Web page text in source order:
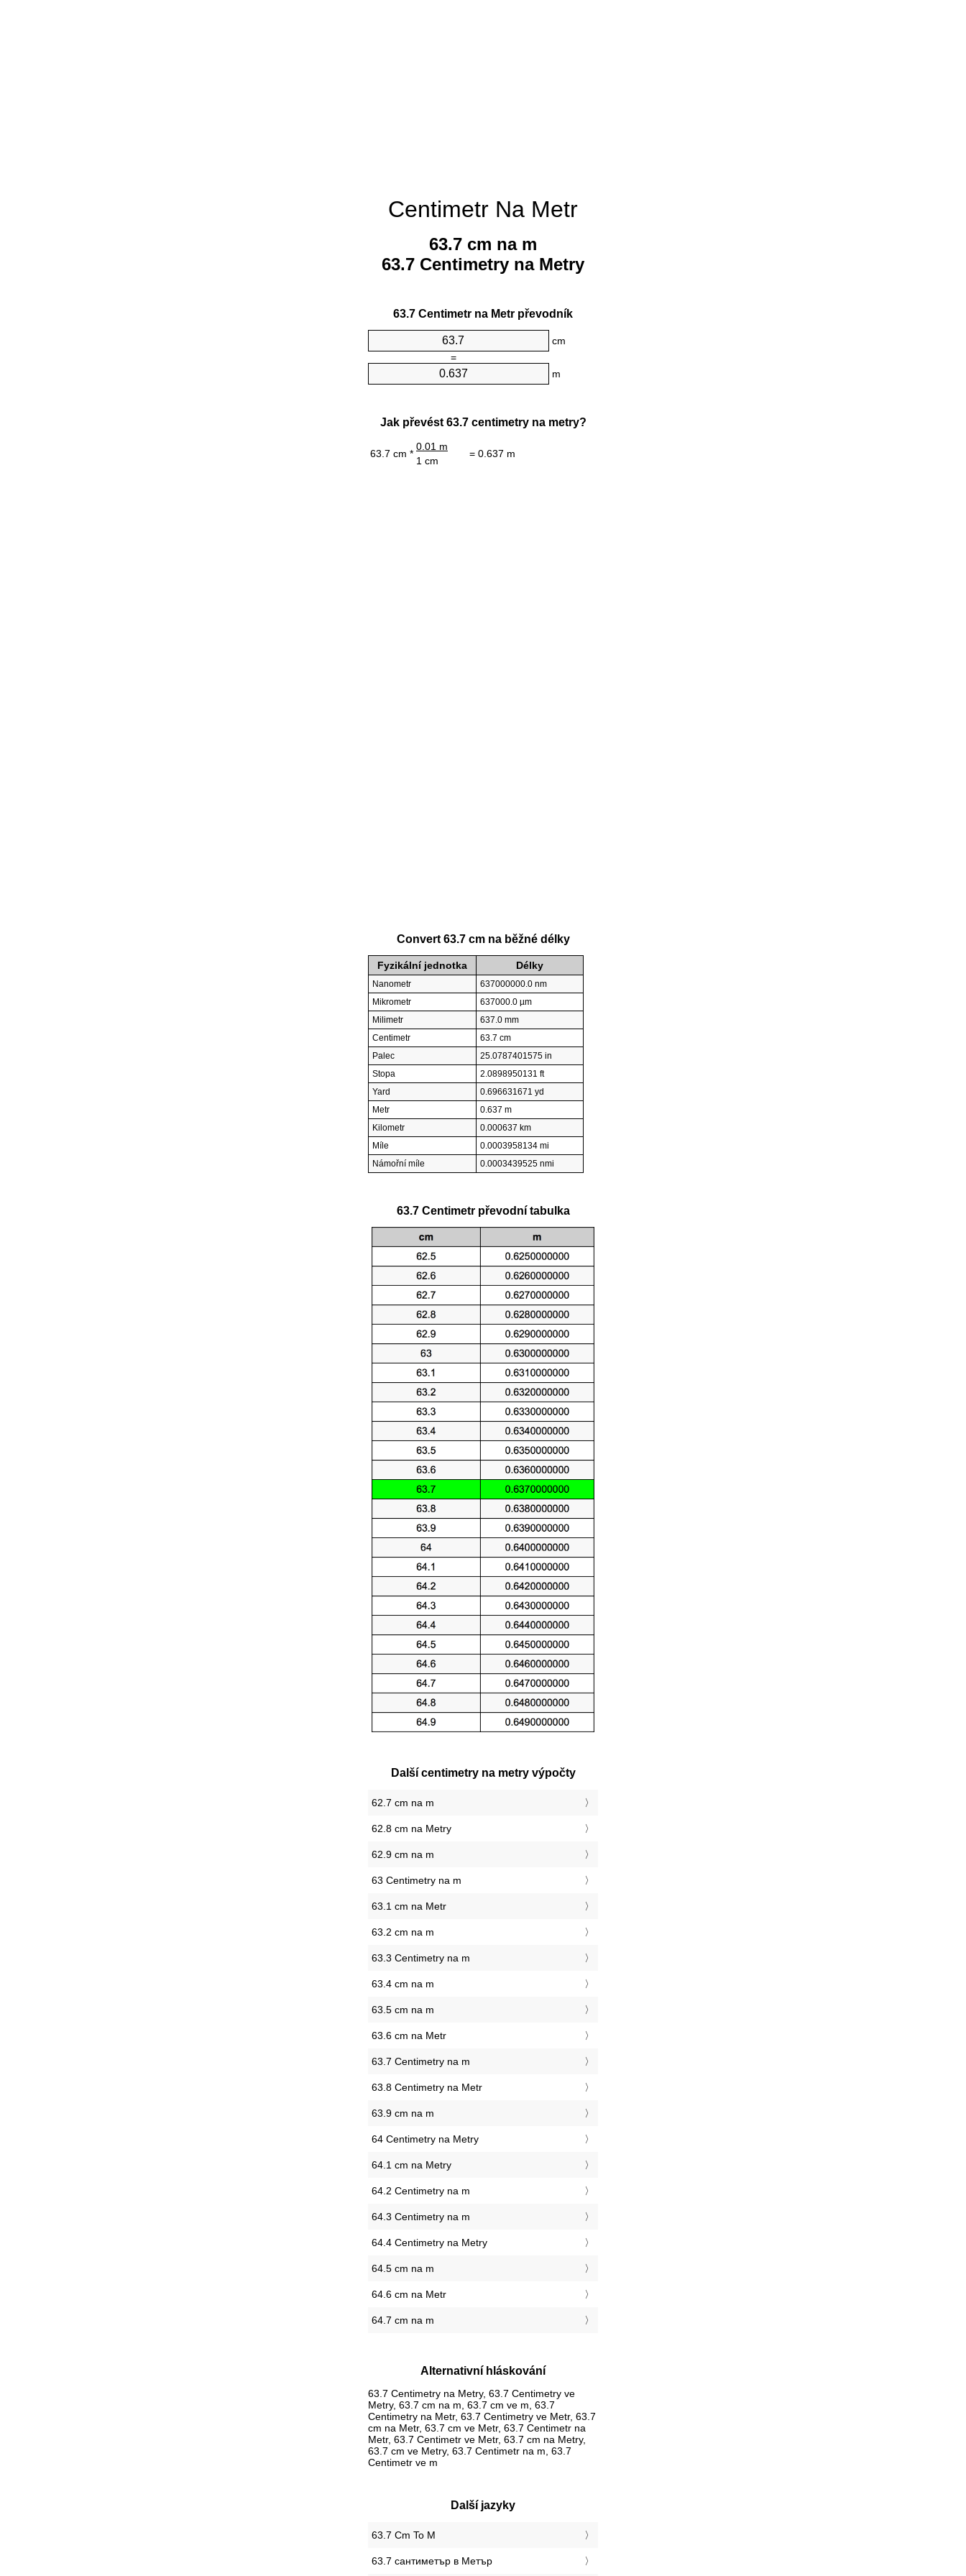
Centimetr Na Metr
63.7 cm na m
63.7 Centimetry na Metry
63.7 Centimetr na Metr převodník
cm
=
m
Jak převést 63.7 centimetry na metry?
63.7 cm *
0.01 m
= 0.637 m
1 cm
Convert 63.7 cm na běžné délky
Fyzikální jednotka Délky
Nanometr
637000000.0 nm
Mikrometr
637000.0 µm
Milimetr
637.0 mm
Centimetr
63.7 cm
Palec
25.0787401575 in
Stopa
2.0898950131 ft
Yard
0.696631671 yd
Metr
0.637 m
Kilometr
0.000637 km
Míle
0.0003958134 mi
Námořní míle
0.0003439525 nmi
63.7 Centimetr převodní tabulka
Další centimetry na metry výpočty
62.7 cm na m
62.8 cm na Metry
62.9 cm na m
63 Centimetry na m
63.1 cm na Metr
63.2 cm na m
63.3 Centimetry na m
63.4 cm na m
63.5 cm na m
63.6 cm na Metr
63.7 Centimetry na m
63.8 Centimetry na Metr
63.9 cm na m
64 Centimetry na Metry
64.1 cm na Metry
64.2 Centimetry na m
64.3 Centimetry na m
64.4 Centimetry na Metry
64.5 cm na m
64.6 cm na Metr
64.7 cm na m
Alternativní hláskování
63.7 Centimetry na Metry, 63.7 Centimetry ve
Metry, 63.7 cm na m, 63.7 cm ve m, 63.7
Centimetry na Metr, 63.7 Centimetry ve Metr, 63.7
cm na Metr, 63.7 cm ve Metr, 63.7 Centimetr na
Metr, 63.7 Centimetr ve Metr, 63.7 cm na Metry,
63.7 cm ve Metry, 63.7 Centimetr na m, 63.7
Centimetr ve m
Další jazyky
‎63.7 Cm To M
‎63.7 сантиметър в Метър